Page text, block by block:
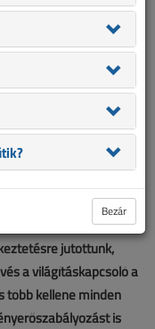
panellakást, és
jutottunk,
a világításkapcsoló a
több kellene minden
is
Bezár